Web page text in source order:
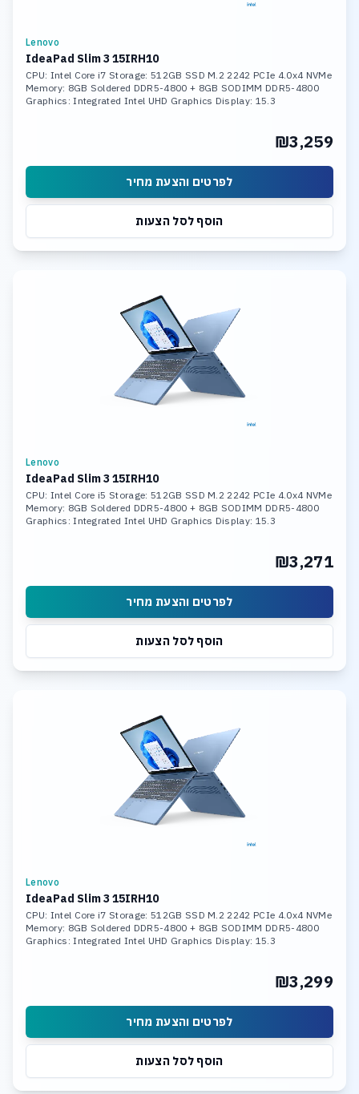
Lenovo
IdeaPad Slim 3 15IRH10
CPU: Intel Core i7 Storage: 512GB SSD M.2 2242 PCIe 4.0x4 NVMe
Memory: 8GB Soldered DDR5-4800 + 8GB SODIMM DDR5-4800
Graphics: Integrated Intel UHD Graphics Display: 15.3
₪3,259
לפרטים והצעת מחיר
הוסף לסל הצעות
Lenovo
IdeaPad Slim 3 15IRH10
CPU: Intel Core i5 Storage: 512GB SSD M.2 2242 PCIe 4.0x4 NVMe
Memory: 8GB Soldered DDR5-4800 + 8GB SODIMM DDR5-4800
Graphics: Integrated Intel UHD Graphics Display: 15.3
₪3,271
לפרטים והצעת מחיר
הוסף לסל הצעות
Lenovo
IdeaPad Slim 3 15IRH10
CPU: Intel Core i7 Storage: 512GB SSD M.2 2242 PCIe 4.0x4 NVMe
Memory: 8GB Soldered DDR5-4800 + 8GB SODIMM DDR5-4800
Graphics: Integrated Intel UHD Graphics Display: 15.3
₪3,299
לפרטים והצעת מחיר
הוסף לסל הצעות